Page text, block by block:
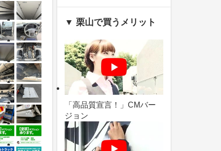
▼ 栗山で買うメリット
「高品質宣言！」CMバー
ジョン